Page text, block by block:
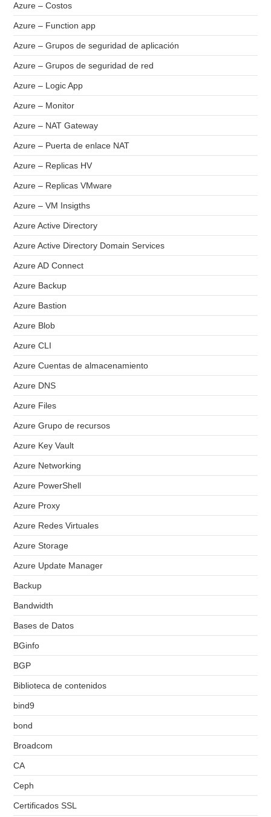
Azure – Costos
Azure – Function app
Azure – Grupos de seguridad de aplicación
Azure – Grupos de seguridad de red
Azure – Logic App
Azure – Monitor
Azure – NAT Gateway
Azure – Puerta de enlace NAT
Azure – Replicas HV
Azure – Replicas VMware
Azure – VM Insigths
Azure Active Directory
Azure Active Directory Domain Services
Azure AD Connect
Azure Backup
Azure Bastion
Azure Blob
Azure CLI
Azure Cuentas de almacenamiento
Azure DNS
Azure Files
Azure Grupo de recursos
Azure Key Vault
Azure Networking
Azure PowerShell
Azure Proxy
Azure Redes Virtuales
Azure Storage
Azure Update Manager
Backup
Bandwidth
Bases de Datos
BGinfo
BGP
Biblioteca de contenidos
bind9
bond
Broadcom
CA
Ceph
Certificados SSL